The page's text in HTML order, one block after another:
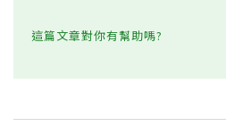
這篇文章對你有幫助嗎?